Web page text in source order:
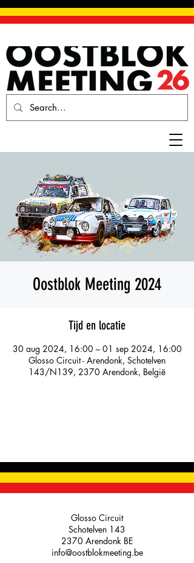
Oostblok Meeting 2024
Tijd en locatie
30 aug 2024, 16:00 – 01 sep 2024, 16:00
Glosso Circuit - Arendonk, Schotelven
143/N139, 2370 Arendonk, België
Glosso Circuit
Schotelven 143
2370 Arendonk BE
info@oostblokmeeting.be